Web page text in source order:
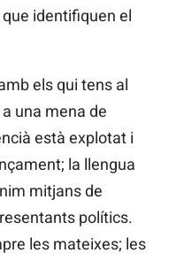
identifiquen el
els qui tens al
una mena de
està explotat i
la llengua
mitjans de
polítics.
les mateixes; les